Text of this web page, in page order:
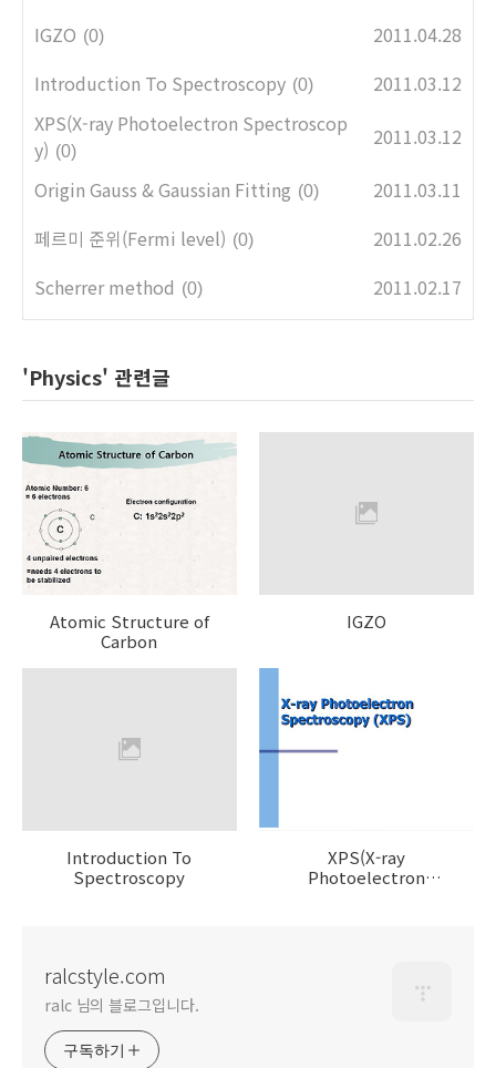
IGZO (0)
2011.04.28
Introduction To Spectroscopy (0)
2011.03.12
XPS(X-ray Photoelectron Spectroscop
y) (0)
2011.03.12
Origin Gauss & Gaussian Fitting (0)
2011.03.11
페르미 준위(Fermi level) (0)
2011.02.26
Scherrer method (0) 2011.02.17
'Physics' 관련글
Atomic Structure of
Carbon
IGZO
Introduction To
Spectroscopy
XPS(X-ray
Photoelectron
ralcstyle.com
ralc 님의 블로그입니다.
구독하기